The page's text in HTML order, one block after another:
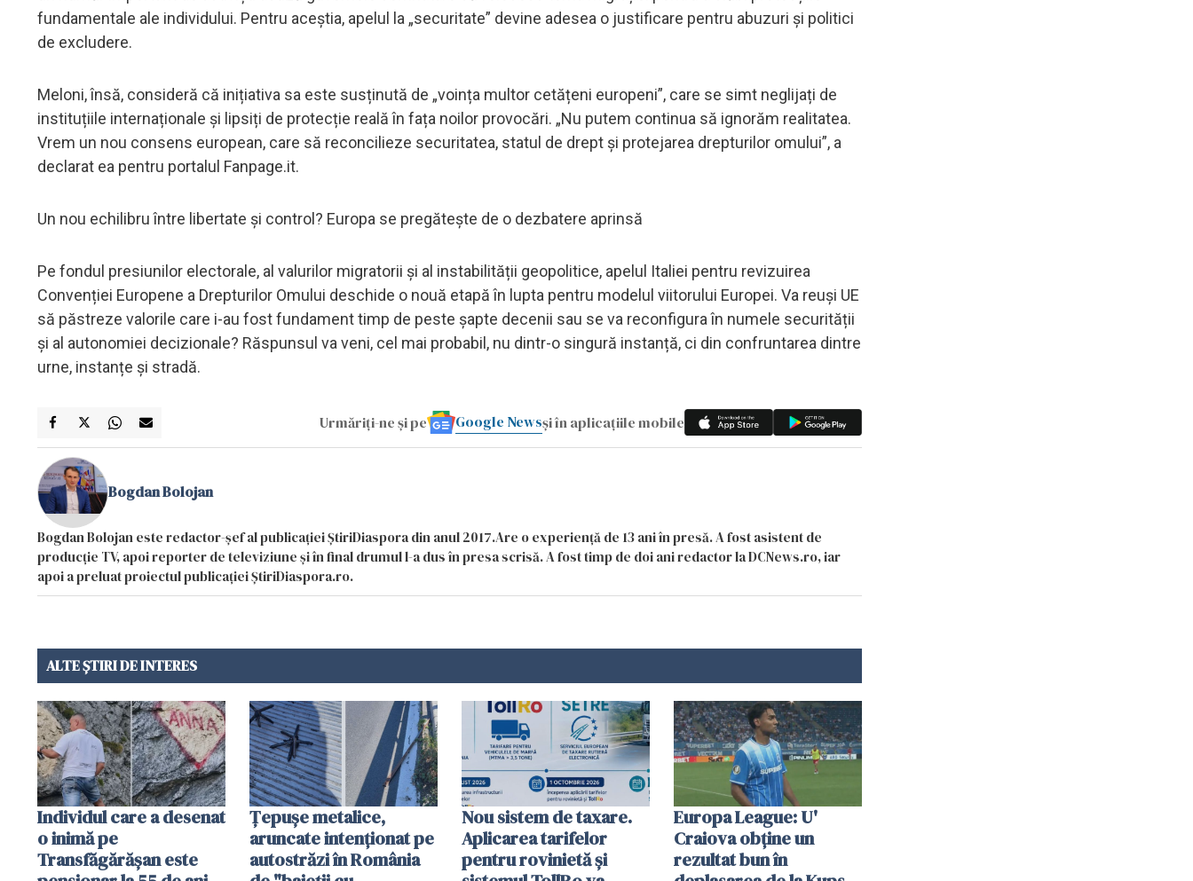
fundamentale ale individului. Pentru aceștia, apelul la „securitate” devine adesea o justificare pentru abuzuri și politici
de excludere.
Meloni, însă, consideră că inițiativa sa este susținută de „voința multor cetățeni europeni”, care se simt neglijați de
instituțiile internaționale și lipsiți de protecție reală în fața noilor provocări. „Nu putem continua să ignorăm realitatea.
Vrem un nou consens european, care să reconcilieze securitatea, statul de drept și protejarea drepturilor omului”, a
declarat ea pentru portalul Fanpage.it.
Un nou echilibru între libertate și control? Europa se pregătește de o dezbatere aprinsă
Pe fondul presiunilor electorale, al valurilor migratorii și al instabilității geopolitice, apelul Italiei pentru revizuirea
Convenției Europene a Drepturilor Omului deschide o nouă etapă în lupta pentru modelul viitorului Europei. Va reuși UE
să păstreze valorile care i-au fost fundament timp de peste șapte decenii sau se va reconfigura în numele securității
și al autonomiei decizionale? Răspunsul va veni, cel mai probabil, nu dintr-o singură instanță, ci din confruntarea dintre
urne, instanțe și stradă.
Urmăriți-ne și pe Google Newsși în aplicațiile mobile
Bogdan Bolojan
Bogdan Bolojan este redactor-șef al publicației ȘtiriDiaspora din anul 2017.Are o experiență de 13 ani în presă. A fost asistent de
producție TV, apoi reporter de televiziune și în final drumul l-a dus în presa scrisă. A fost timp de doi ani redactor la DCNews.ro, iar
apoi a preluat proiectul publicației ȘtiriDiaspora.ro.
ALTE ȘTIRI DE INTERES
Individul care a desenat
o inimă pe
Transfăgărășan este
Țepușe metalice,
aruncate intenționat pe
autostrăzi în România
Nou sistem de taxare.
Aplicarea tarifelor
pentru rovinietă şi
Europa League: U'
Craiova obține un
rezultat bun în